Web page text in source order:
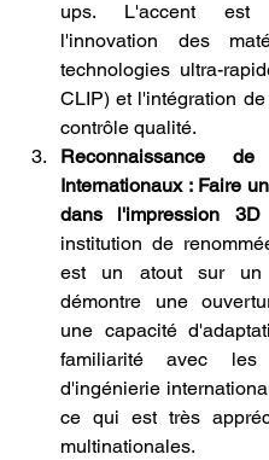
ups. L'accent
l'innovation des
technologies ultra-
CLIP) et l'intégration
contrôle qualité.
Reconnaissance de
Internationaux : Faire
dans l'impression 3D
institution de
est un atout sur un
démontre une
une capacité
familiarité avec les
d'ingénierie
ce qui est très
multinationales.